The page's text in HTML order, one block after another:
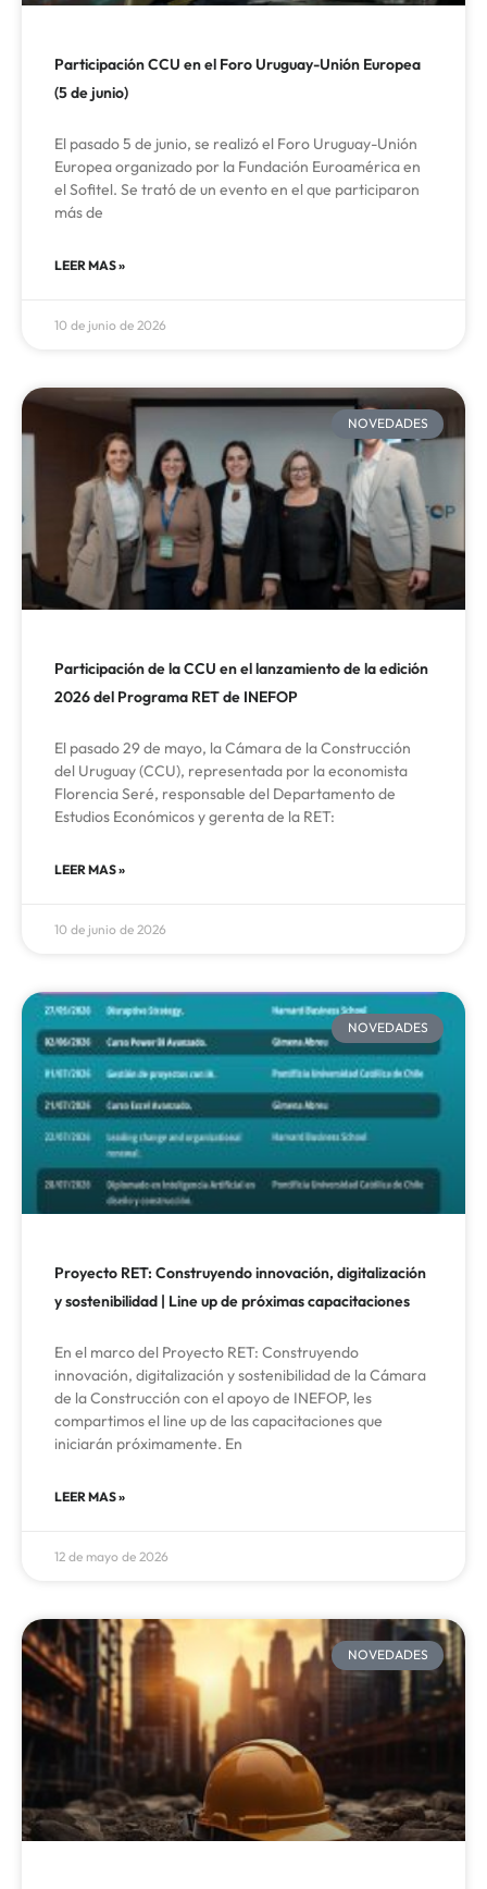
Participación CCU en el Foro Uruguay-Unión Europea
(5 de junio)
El pasado 5 de junio, se realizó el Foro Uruguay-Unión
Europea organizado por la Fundación Euroamérica en
el Sofitel. Se trató de un evento en el que participaron
más de
LEER MAS »
10 de junio de 2026
NOVEDADES
Participación de la CCU en el lanzamiento de la edición
2026 del Programa RET de INEFOP
El pasado 29 de mayo, la Cámara de la Construcción
del Uruguay (CCU), representada por la economista
Florencia Seré, responsable del Departamento de
Estudios Económicos y gerenta de la RET:
LEER MAS »
10 de junio de 2026
NOVEDADES
Proyecto RET: Construyendo innovación, digitalización
y sostenibilidad | Line up de próximas capacitaciones
En el marco del Proyecto RET: Construyendo
innovación, digitalización y sostenibilidad de la Cámara
de la Construcción con el apoyo de INEFOP, les
compartimos el line up de las capacitaciones que
iniciarán próximamente. En
LEER MAS »
12 de mayo de 2026
NOVEDADES